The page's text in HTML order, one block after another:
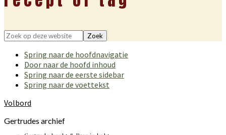
Zoek
deze
website
Spring naar de hoofdnavigatie
Door naar de hoofd inhoud
Spring naar de eerste sidebar
Spring naar de voettekst
Volbord
Gertrudes archief